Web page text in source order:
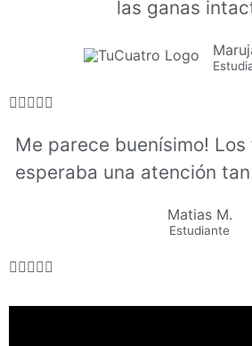
las ganas

Me parece buenísimo!
esperaba una atención
Matias M.
Estudiante
